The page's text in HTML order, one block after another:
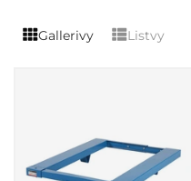
Gallerivy Listvy